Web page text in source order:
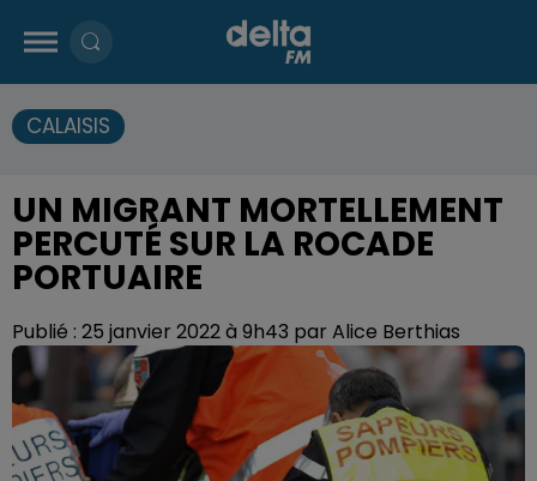
CALAISIS
UN MIGRANT MORTELLEMENT
PERCUTÉ SUR LA ROCADE
PORTUAIRE
Publié : 25 janvier 2022 à 9h43 par Alice Berthias